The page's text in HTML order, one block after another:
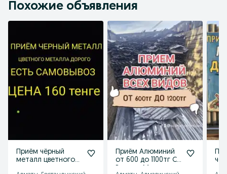
Похожие объявления
Приём чёрный
металл цветного
Приём Алюминий
от 600 до 1100тг С